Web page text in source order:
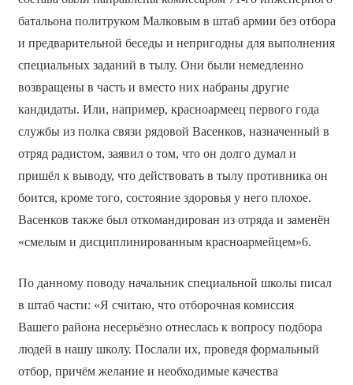
батальона политруком Малковым в штаб армии без отбора
и предварительной беседы и непригодны для выполнения
специальных заданий в тылу. Они были немедленно
возвращены в часть и вместо них набраны другие
кандидаты. Или, например, красноармеец первого года
службы из полка связи рядовой Васенков, назначенный в
отряд радистом, заявил о том, что он долго думал и
пришёл к выводу, что действовать в тылу противника он
боится, кроме того, состояние здоровья у него плохое.
Васенков также был откомандирован из отряда и заменён
«смелым и дисциплинированным красноармейцем»6.
По данному поводу начальник специальной школы писал
в штаб части: «Я считаю, что отборочная комиссия
Вашего района несерьёзно отнеслась к вопросу подбора
людей в нашу школу. Послали их, проведя формальный
отбор, причём желание и необходимые качества